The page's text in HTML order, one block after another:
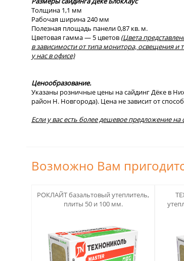
Толщина 1,1 мм
Рабочая ширина 240 мм
Полезная площадь панели 0,87 кв. м.
Цветовая гамма — 5 цветов (Цвета
в зависимости от типа монитора, освещения
у нас в офисе)
Ценообразование.
Указаны розничные цены на сайдинг Дёке в
район Н. Новгорода). Цена не зависит от
Если у вас есть более дешевое предложение
Возможно Вам
РОКЛАЙТ базальтовый утеплитель,
плиты 50 и 100 мм.